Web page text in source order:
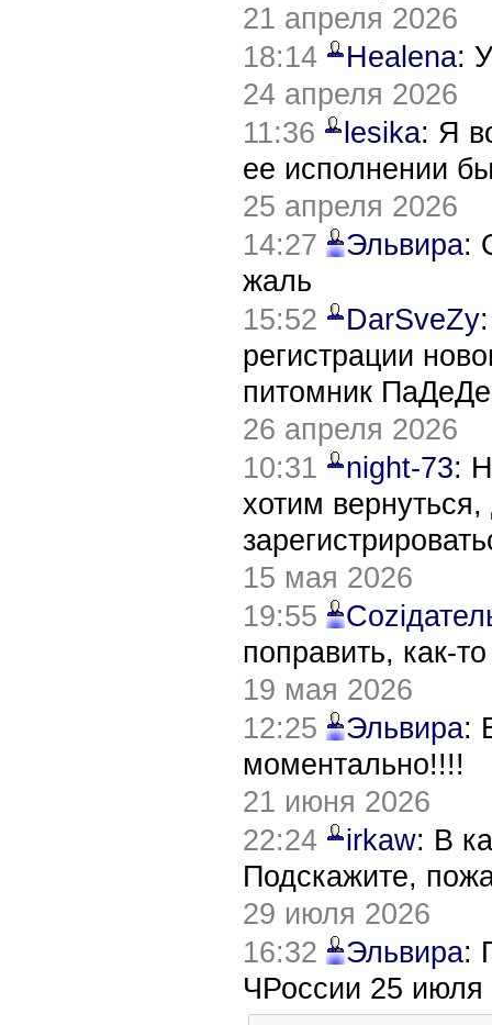
21 апреля 2026
18:14
Healena:
24 апреля 2026
11:36
lesika: Я
ее исполнении
25 апреля 2026
14:27
Эльвира:
жаль
15:52
DarSveZy
регистрации
питомник
26 апреля 2026
10:31
night-73:
хотим
15 мая 2026
19:55
поправить, как-
19 мая 2026
12:25
Эльвира:
моментально!!!!
21 июня 2026
22:24
irkaw: В
Подскажите,
29 июля 2026
16:32
Эльвира:
ЧРоссии 25 июля